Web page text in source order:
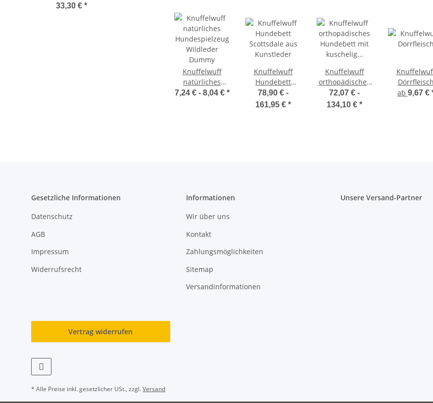
Knuffelwuff
natürliches
Hundespielzeug
7,24 € - 8,04 € *
Knuffelwuff
Hundebett
Scottsdale aus
Kunstleder
78,90 € -
161,95 € *
Knuffelwuff
orthopädisches
Hundebett mit
kuschelig
72,07 € -
134,10 € *
Dörrfleisch
ab 9,67 €
33,30 € *
33,90 €*
Gesetzliche Informationen
Datenschutz
AGB
Impressum
Widerrufsrecht
Informationen
Wir über uns
Kontakt
Zahlungsmöglichkeiten
Sitemap
Versandinformationen
Unsere Versand-Partner
Vertrag widerrufen
* Alle Preise inkl. gesetzlicher USt., zzgl.Versand